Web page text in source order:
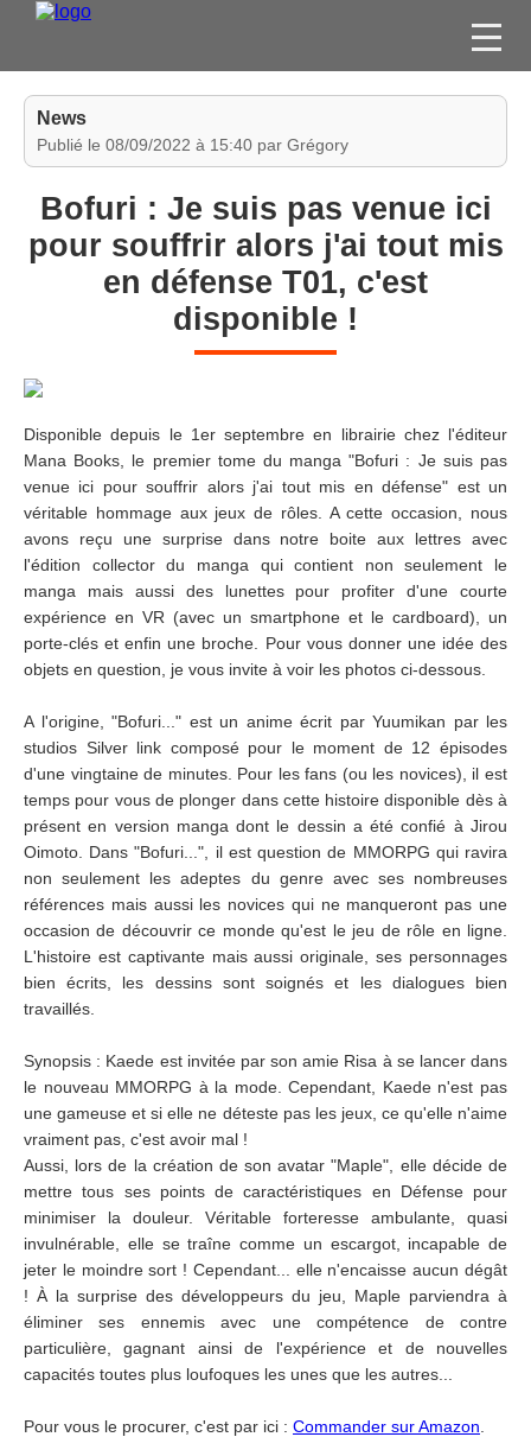
FILMS
JEUX VIDÉO
CONCOURS
DIVERS
News
Publié le 08/09/2022 à 15:40 par Grégory
Bofuri : Je suis pas venue ici
pour souffrir alors j'ai tout mis
en défense T01, c'est
disponible !
Disponible depuis le 1er septembre en librairie chez l'éditeur
Mana Books, le premier tome du manga "Bofuri : Je suis pas
venue ici pour souffrir alors j'ai tout mis en défense" est un
véritable hommage aux jeux de rôles. A cette occasion, nous
avons reçu une surprise dans notre boite aux lettres avec
l'édition collector du manga qui contient non seulement le
manga mais aussi des lunettes pour profiter d'une courte
expérience en VR (avec un smartphone et le cardboard), un
porte-clés et enfin une broche. Pour vous donner une idée des
objets en question, je vous invite à voir les photos ci-dessous.
A l'origine, "Bofuri..." est un anime écrit par Yuumikan par les
studios Silver link composé pour le moment de 12 épisodes
d'une vingtaine de minutes. Pour les fans (ou les novices), il est
temps pour vous de plonger dans cette histoire disponible dès à
présent en version manga dont le dessin a été confié à Jirou
Oimoto. Dans "Bofuri...", il est question de MMORPG qui ravira
non seulement les adeptes du genre avec ses nombreuses
références mais aussi les novices qui ne manqueront pas une
occasion de découvrir ce monde qu'est le jeu de rôle en ligne.
L'histoire est captivante mais aussi originale, ses personnages
bien écrits, les dessins sont soignés et les dialogues bien
travaillés.
Synopsis : Kaede est invitée par son amie Risa à se lancer dans
le nouveau MMORPG à la mode. Cependant, Kaede n'est pas
une gameuse et si elle ne déteste pas les jeux, ce qu'elle n'aime
vraiment pas, c'est avoir mal !
Aussi, lors de la création de son avatar "Maple", elle décide de
mettre tous ses points de caractéristiques en Défense pour
minimiser la douleur. Véritable forteresse ambulante, quasi
invulnérable, elle se traîne comme un escargot, incapable de
jeter le moindre sort ! Cependant... elle n'encaisse aucun dégât
! À la surprise des développeurs du jeu, Maple parviendra à
éliminer ses ennemis avec une compétence de contre
particulière, gagnant ainsi de l'expérience et de nouvelles
capacités toutes plus loufoques les unes que les autres...
Pour vous le procurer, c'est par ici : Commander sur Amazon